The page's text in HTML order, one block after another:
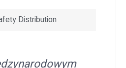
Distribution